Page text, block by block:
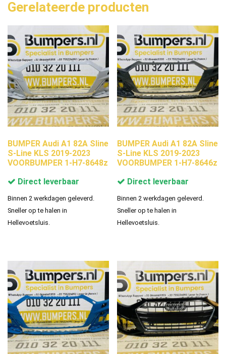
Gerelateerde producten
BUMPER Audi A1 82A Sline
S-Line KLS 2019-2023
VOORBUMPER 1-H7-8648z
Direct leverbaar
Binnen 2 werkdagen geleverd.
Sneller op te halen in
Hellevoetsluis.
BUMPER Audi A1 82A Sline
S-Line KLS 2019-2023
VOORBUMPER 1-H7-8646z
Direct leverbaar
Binnen 2 werkdagen geleverd.
Sneller op te halen in
Hellevoetsluis.